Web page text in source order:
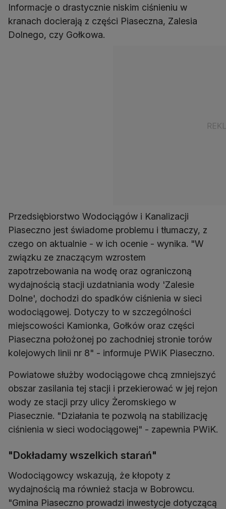
Informacje o drastycznie niskim ciśnieniu w
kranach docierają z części Piaseczna, Zalesia
Dolnego, czy Gołkowa.
Przedsiębiorstwo Wodociągów i Kanalizacji
Piaseczno jest świadome problemu i tłumaczy, z
czego on aktualnie - w ich ocenie - wynika. "W
związku ze znaczącym wzrostem
zapotrzebowania na wodę oraz ograniczoną
wydajnością stacji uzdatniania wody 'Zalesie
Dolne', dochodzi do spadków ciśnienia w sieci
wodociągowej. Dotyczy to w szczególności
miejscowości Kamionka, Gołków oraz części
Piaseczna położonej po zachodniej stronie torów
kolejowych linii nr 8" - informuje PWiK Piaseczno.
Powiatowe służby wodociągowe chcą zmniejszyć
obszar zasilania tej stacji i przekierować w jej rejon
wody ze stacji przy ulicy Żeromskiego w
Piasecznie. "Działania te pozwolą na stabilizację
ciśnienia w sieci wodociągowej" - zapewnia PWiK.
"Dokładamy wszelkich starań"
Wodociągowcy wskazują, że kłopoty z
wydajnością ma również stacja w Bobrowcu.
"Gmina Piaseczno prowadzi inwestycje dotyczącą